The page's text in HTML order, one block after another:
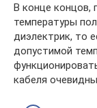
В конце концов,
температуры
диэлектрик, то
допустимой
кабеля